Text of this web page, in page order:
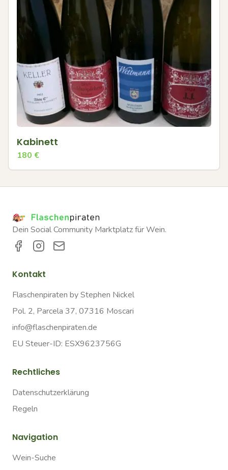
Kabinett
180 €
Dein Social Community Marktplatz für Wein.
Kontakt
Flaschenpiraten by Stephen Nickel
Pol. 2, Parcela 37, 07316 Moscari
info@flaschenpiraten.de
EU Steuer-ID: ESX9623756G
Rechtliches
Datenschutzerklärung
Regeln
Navigation
Wein-Suche